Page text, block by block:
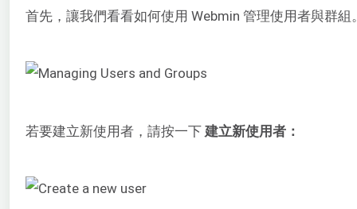
首先，讓我們看看如何使用 Webmin 管理使用者與群
若要建立新使用者，請按一下 建立新使用者：